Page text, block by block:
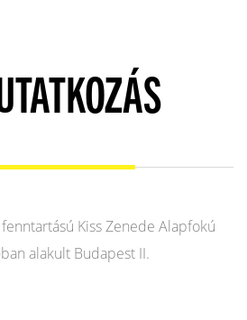
Kiss Zenede Alapfokú
alakult Budapest II.